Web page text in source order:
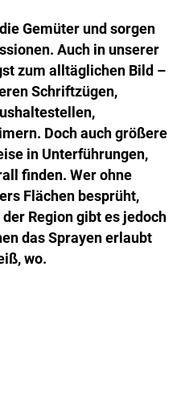
Gemüter und sorgen
Auch in unserer
zum alltäglichen Bild –
Schriftzügen,
Doch auch größere
in Unterführungen,
finden. Wer ohne
Flächen besprüht,
Region gibt es jedoch
das Sprayen erlaubt
wo.